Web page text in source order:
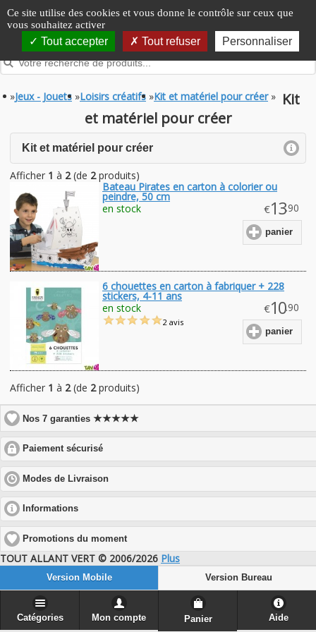
Panneau de gestion des cookies
Ce site utilise des cookies et vous donne le contrôle sur ceux que
vous souhaitez activer
Tout accepter Tout refuser Personnaliser
»Jeux - Jouets »Loisirs créatifs »Kit et matériel pour créer » Kit
et matériel pour créer
Kit et matériel pour créer
Afficher 1 à 2(de 2produits)
Bateau Pirates en carton à colorier ou
peindre, 50 cm
€13.90
en stock
panier
6 chouettes en carton à fabriquer + 228
stickers, 4-11 ans
€10.90
en stock
panier
2 avis
Afficher 1 à 2(de 2produits)
Nos 7 garanties★★★★★
Paiement sécurisé
to
expand
Modes de Livraison
to
contents
Informations
to
expand
Promotions du moment
TOUT ALLANT VERT © 2006/2026 Plus
Version Mobile Version Bureau
Catégories Mon compte Panier Aide